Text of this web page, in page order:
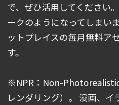
で、ぜひ活用してください
ークのようになってしまい
ットプレイスの毎月無料ア
す。
※NPR：Non-
レンダリング）。 漫画、